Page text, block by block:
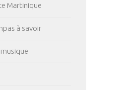
Martinique
à savoir